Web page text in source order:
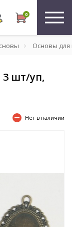
0
Основы для
3 шт/уп,
Нет в наличии